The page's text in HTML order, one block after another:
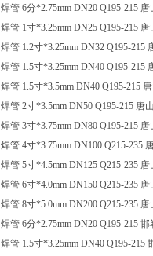
焊管 6分*2.75mm DN20 Q195-215
焊管 1寸*3.25mm DN25 Q195-215
焊管 1.2寸*3.25mm DN32 Q195-215
焊管 1.5寸*3.25mm DN40 Q195-215
焊管 1.5寸*3.5mm DN40 Q195-215
焊管 2寸*3.5mm DN50 Q195-215 唐
焊管 3寸*3.75mm DN80 Q195-215
焊管 4寸*3.75mm DN100 Q215-235
焊管 5寸*4.5mm DN125 Q215-235
焊管 6寸*4.0mm DN150 Q215-235
焊管 8寸*5.0mm DN200 Q215-235
焊管 6分*2.75mm DN20 Q195-215
焊管 1.5寸*3.25mm DN40 Q195-215